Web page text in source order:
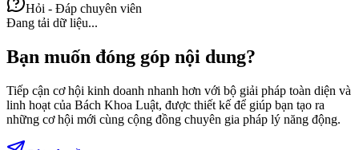
Hỏi - Đáp chuyên viên
Đang tải dữ liệu...
Bạn muốn đóng góp nội dung?
Tiếp cận cơ hội kinh doanh nhanh hơn với bộ giải pháp toàn diện và
linh hoạt của Bách Khoa Luật, được thiết kế để giúp bạn tạo ra
những cơ hội mới cùng cộng đồng chuyên gia pháp lý năng động.